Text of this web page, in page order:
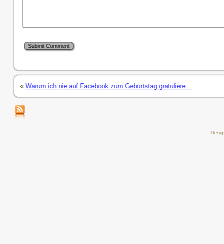
« Warum ich nie auf Facebook zum Geburtstag gratuliere…